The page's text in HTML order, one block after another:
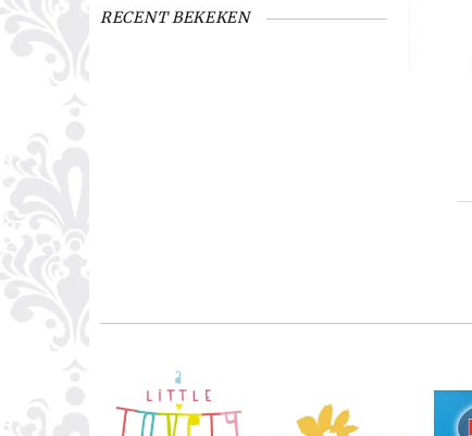
RECENT BEKEKEN